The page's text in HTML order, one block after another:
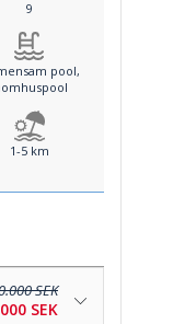
9
pool,
1-5 km
SEK
SEK